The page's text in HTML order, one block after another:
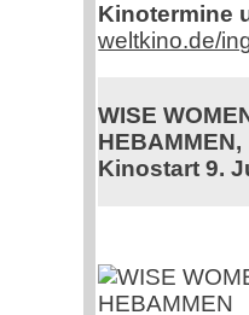
Kinotermine
weltkino.de/
WISE
Kinostart 9.